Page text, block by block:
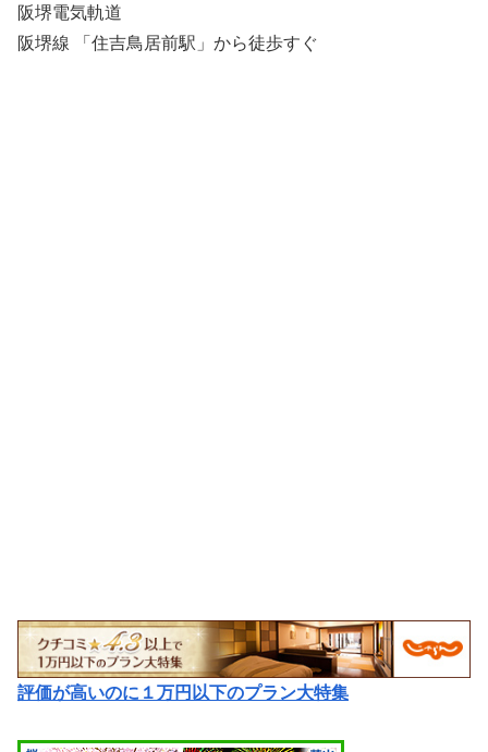
阪堺電気軌道
阪堺線 「住吉鳥居前駅」から徒歩すぐ
評価が高いのに１万円以下のプラン大特集